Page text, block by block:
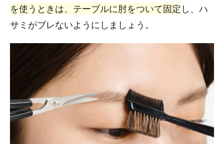
を使うときは、テーブルに肘をついて固定 し、ハ
サミがブレないようにしましょう。